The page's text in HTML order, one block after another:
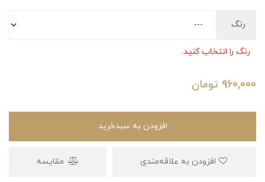
رنگ
رنگ را انتخاب کنید.
960,000 تومان
افزودن به سبدخرید
مقایسه